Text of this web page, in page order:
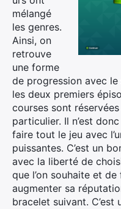
mélangé
les genres.
Ainsi, on
retrouve
une forme
de progression avec
les deux premiers
courses sont
particulier. Il n’est
faire tout le jeu avec
puissantes. C’est un
avec la liberté de
que l’on souhaite et
augmenter sa
bracelet suivant.